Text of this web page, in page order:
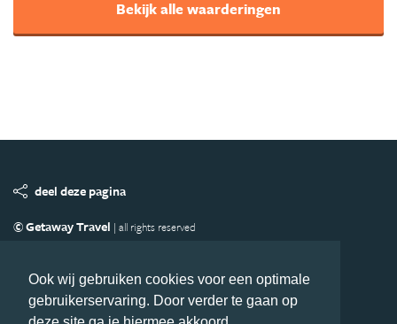
Ook wij gebruiken cookies voor een optimale
gebruikerservaring. Door verder te gaan op
Bekijk alle waarderingen
deel deze pagina
© Getaway Travel | all rights reserved
Copyright
Privacy statement Disclaimer
Cookies
Volg MiddenAmerika.nl